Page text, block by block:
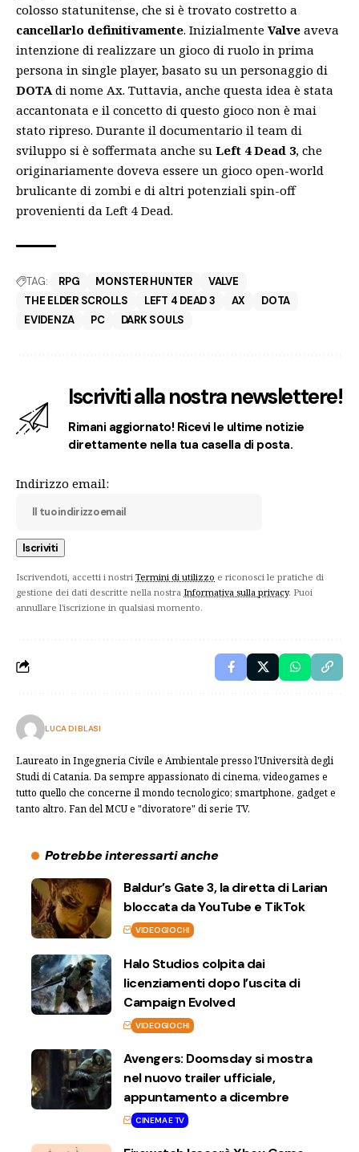
colosso statunitense, che si è trovato costretto a
cancellarlo definitivamente. Inizialmente Valve aveva
intenzione di realizzare un gioco di ruolo in prima
persona in single player, basato su un personaggio di
DOTA di nome Ax. Tuttavia, anche questa idea è stata
accantonata e il concetto di questo gioco non è mai
stato ripreso. Durante il documentario il team di
sviluppo si è soffermata anche su Left 4 Dead 3, che
originariamente doveva essere un gioco open-world
brulicante di zombi e di altri potenziali spin-off
provenienti da Left 4 Dead.
TAG: RPG MONSTER HUNTER
VALVE
THE ELDER SCROLLS
LEFT 4 DEAD 3 AX
DOTA
EVIDENZA
PC DARK SOULS
Iscriviti alla nostra newslettere!
Rimani aggiornato! Ricevi le ultime notizie
direttamente nella tua casella di posta.
Indirizzo email:
Iscrivendoti, accetti i nostri Termini di utilizzo e riconosci le pratiche di
gestione dei dati descritte nella nostra Informativa sulla privacy. Puoi
annullare l'iscrizione in qualsiasi momento.
LUCA DI BLASI
Laureato in Ingegneria Civile e Ambientale presso l'Università degli
Studi di Catania. Da sempre appassionato di cinema, videogames e
tutto quello che concerne il mondo tecnologico; smartphone, gadget e
tanto altro. Fan del MCU e "divoratore" di serie TV.
Potrebbe interessarti anche
Baldur’s Gate 3, la diretta di Larian
bloccata da YouTube e TikTok
VIDEOGIOCHI
Halo Studios colpita dai
licenziamenti dopo l’uscita di
Campaign Evolved
VIDEOGIOCHI
Avengers: Doomsday si mostra
nel nuovo trailer ufficiale,
appuntamento a dicembre
CINEMA E TV